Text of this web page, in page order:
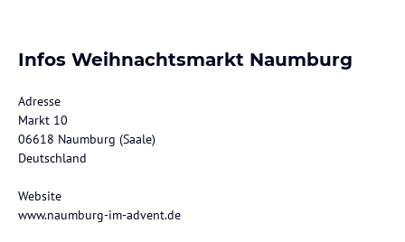
Infos Weihnachtsmarkt Naumburg
Adresse
Markt 10
06618 Naumburg (Saale)
Deutschland
Website
www.naumburg-im-advent.de